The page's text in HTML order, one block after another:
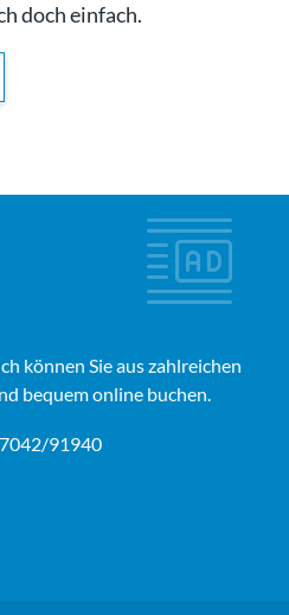
doch einfach.
können Sie aus zahlreichen
bequem online buchen.
91940